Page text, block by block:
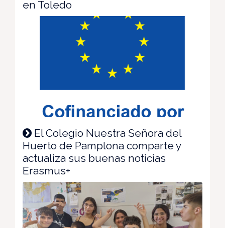
en Toledo
El Colegio Nuestra Señora del
Huerto de Pamplona comparte y
actualiza sus buenas noticias
Erasmus+